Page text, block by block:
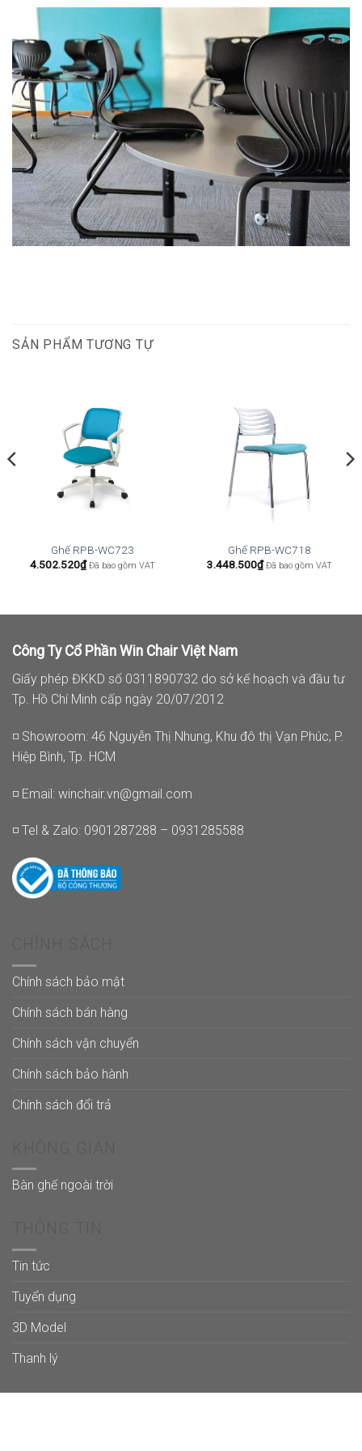
SẢN PHẨM TƯƠNG TỰ
Ghế RPB-WC723
4.502.520₫ Đã bao gồm VAT
Ghế RPB-WC718
3.448.500₫ Đã bao gồm VAT
Công Ty Cổ Phần Win Chair Việt Nam
Giấy phép ĐKKD số 0311890732 do sở kế hoạch và đầu tư
Tp. Hồ Chí Minh cấp ngày 20/07/2012
◽ Showroom: 46 Nguyễn Thị Nhung, Khu đô thị Vạn Phúc, P.
Hiệp Bình, Tp. HCM
◽ Email: winchair.vn@gmail.com
◽ Tel & Zalo: 0901287288 – 0931285588
Chính sách bảo mật
Chính sách bán hàng
Chính sách vận chuyển
Chính sách bảo hành
Chính sách đổi trả
Bàn ghế ngoài trời
Tin tức
Tuyển dụng
3D Model
Thanh lý